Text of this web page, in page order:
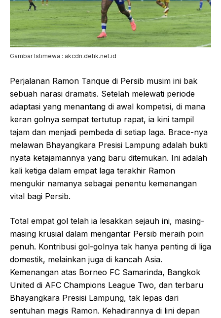
Gambar Istimewa : akcdn.detik.net.id
Perjalanan Ramon Tanque di Persib musim ini bak
sebuah narasi dramatis. Setelah melewati periode
adaptasi yang menantang di awal kompetisi, di mana
keran golnya sempat tertutup rapat, ia kini tampil
tajam dan menjadi pembeda di setiap laga. Brace-nya
melawan Bhayangkara Presisi Lampung adalah bukti
nyata ketajamannya yang baru ditemukan. Ini adalah
kali ketiga dalam empat laga terakhir Ramon
mengukir namanya sebagai penentu kemenangan
vital bagi Persib.
Total empat gol telah ia lesakkan sejauh ini, masing-
masing krusial dalam mengantar Persib meraih poin
penuh. Kontribusi gol-golnya tak hanya penting di liga
domestik, melainkan juga di kancah Asia.
Kemenangan atas Borneo FC Samarinda, Bangkok
United di AFC Champions League Two, dan terbaru
Bhayangkara Presisi Lampung, tak lepas dari
sentuhan magis Ramon. Kehadirannya di lini depan